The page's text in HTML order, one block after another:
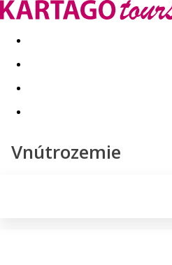
Last minute Dovolenkové kluby
Vnútrozemie